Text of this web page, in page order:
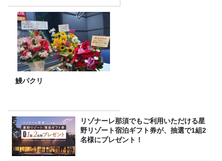
スナー60名をご招待！
鰻パクリ
リゾナーレ那須でもご利用いただける星
野リゾート宿泊ギフト券が、抽選で1組2
名様にプレゼント！